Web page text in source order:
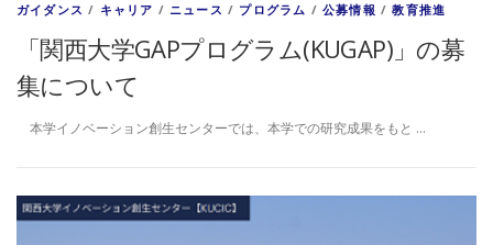
ガイダンス / キャリア / ニュース / プログラム /公募情報 /教育推進
「関西大学GAPプログラム(KUGAP)」の募
集について
本学イノベーション創生センターでは、本学での研究成果をもと …